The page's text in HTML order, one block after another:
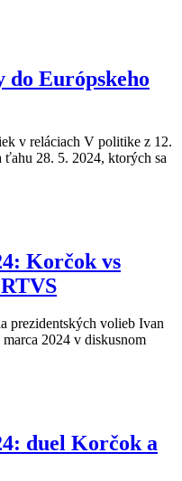
Európskeho
v reláciach V politike z 12.
28. 5. 2024, ktorých sa
Korčok vs
prezidentských volieb Ivan
2024 v diskusnom
duel Korčok a